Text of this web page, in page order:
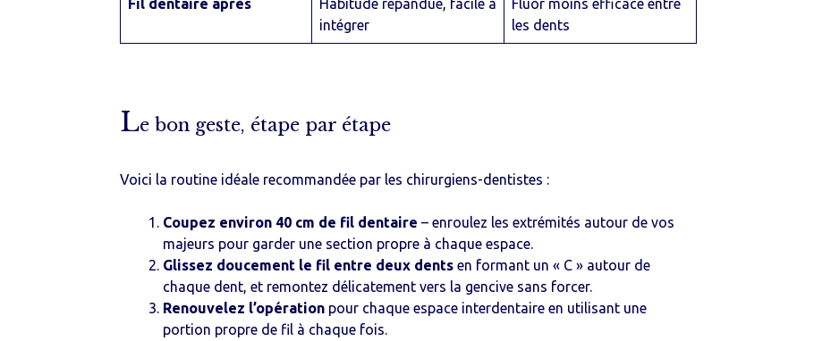
Fil dentaire après
Habitude répandue, facile à
intégrer
Fluor moins efficace entre
les dents
Le bon geste, étape par étape
Voici la routine idéale recommandée par les chirurgiens-dentistes :
Coupez environ 40 cm de fil dentaire – enroulez les extrémités autour de vos
majeurs pour garder une section propre à chaque espace.
Glissez doucement le fil entre deux dents en formant un « C » autour de
chaque dent, et remontez délicatement vers la gencive sans forcer.
Renouvelez l’opération pour chaque espace interdentaire en utilisant une
portion propre de fil à chaque fois.